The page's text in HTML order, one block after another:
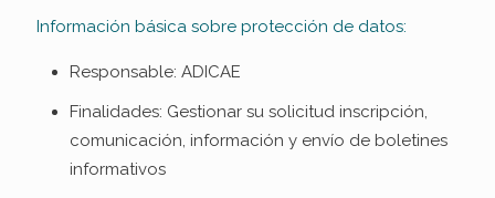
Información básica sobre protección de datos:
Responsable: ADICAE
Finalidades: Gestionar su solicitud inscripción,
comunicación, información y envío de boletines
informativos